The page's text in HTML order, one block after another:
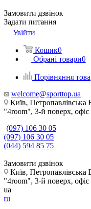
Замовити дзвінок
Задати питання
Увійти
Кошик0
Обрані товари0
Порівняння
welcome@sporttop.ua
Київ,
"4room", 3-й поверх, офіс
(097) 106 30 05
(097) 106 30 05
(044) 594 85 75
Замовити дзвінок
Київ,
"4room", 3-й поверх, офіс
ua
ru